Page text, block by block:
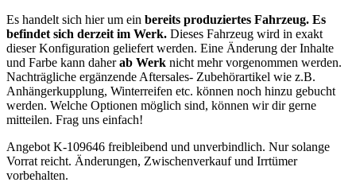
Es handelt sich hier um ein bereits produziertes Fahrzeug. Es
befindet sich derzeit im Werk. Dieses Fahrzeug wird in exakt
dieser Konfiguration geliefert werden. Eine Änderung der Inhalte
und Farbe kann daherab Werk nicht mehr vorgenommen werden.
Nachträgliche ergänzende Aftersales‐ Zubehörartikel wie z.B.
Anhängerkupplung, Winterreifen etc. können noch hinzu gebucht
werden. Welche Optionen möglich sind, können wir dir gerne
mitteilen. Frag uns einfach!
Angebot K-109646 freibleibend und unverbindlich. Nur solange
Vorrat reicht. Änderungen, Zwischenverkauf und Irrtümer
vorbehalten.